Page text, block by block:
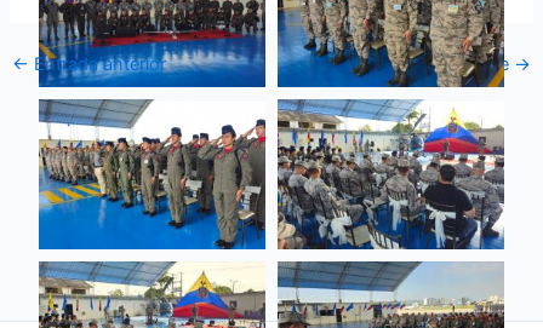
← Entrada anterior Entrada siguiente →